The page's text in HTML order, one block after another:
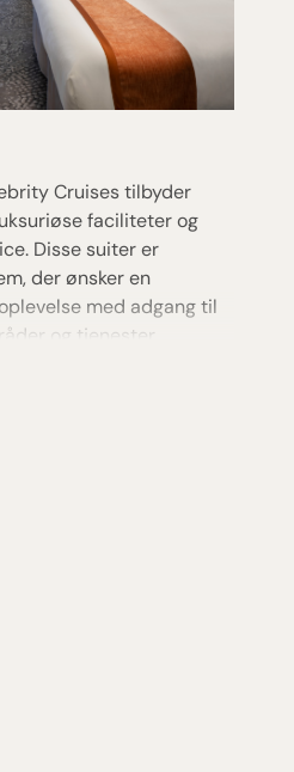
Cruises tilbyder
faciliteter og
Disse suiter er
der ønsker en
med adgang til
og tjenester.